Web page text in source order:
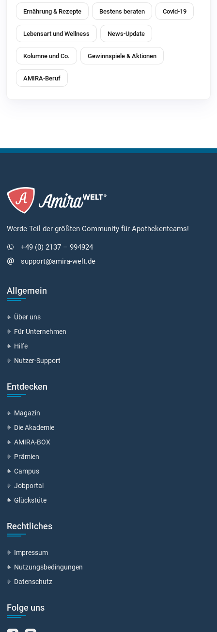
Ernährung & Rezepte Bestens beraten Covid-19
Lebensart und Wellness News-Update
Kolumne und Co. Gewinnspiele & Aktionen
AMIRA-Beruf
Werde Teil der größten Community für Apothekenteams!
+49 (0) 2137 – 994924
support@amira-welt.de
Allgemein
Über uns
Für Unternehmen
Hilfe
Nutzer-Support
Entdecken
Magazin
Die Akademie
AMIRA-BOX
Prämien
Campus
Jobportal
Glückstüte
Rechtliches
Impressum
Nutzungsbedingungen
Datenschutz
Folge uns